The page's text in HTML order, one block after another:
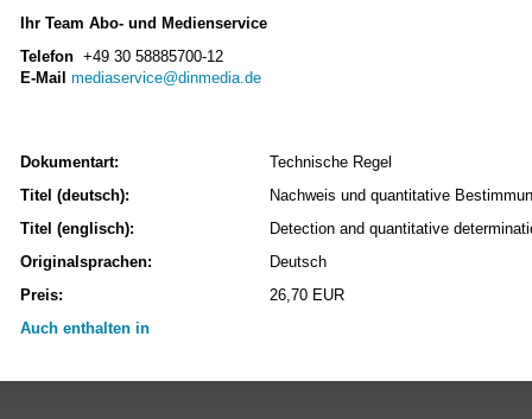
Ihr Team Abo- und Medienservice
Telefon +49 30 58885700-12
E-Mail mediaservice@dinmedia.de
Dokumentart:
Technische Regel
Titel (deutsch):
Nachweis und quantitative
Titel (englisch):
Detection and quantitative
Originalsprachen:
Deutsch
Preis:
26,70 EUR
Auch enthalten in